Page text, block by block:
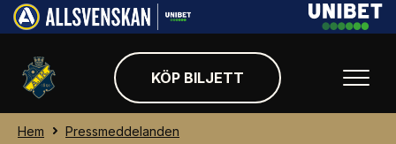
KÖP BILJETT
Hem Pressmeddelanden